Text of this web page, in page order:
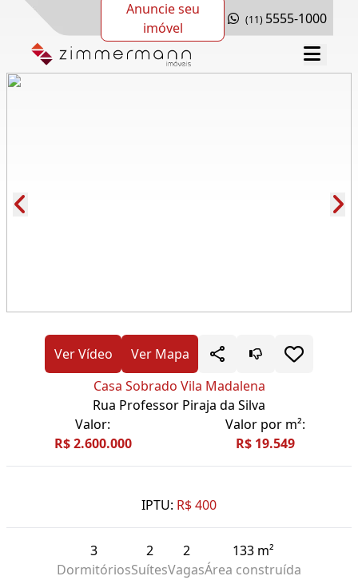
Anuncie seu
imóvel
(11) 5555-1000
Ver Vídeo
Ver Mapa
Casa Sobrado Vila Madalena
Rua Professor Piraja da Silva
Valor:
R$ 2.600.000
Valor por m²:
R$ 19.549
IPTU: R$ 400
3
Dormitórios
2
Suítes
2
Vagas
133 m²
Área construída